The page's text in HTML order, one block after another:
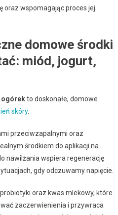
oraz wspomagając proces jej
domowe środki
miód, jogurt,
ogórekto doskonałe, domowe
skóry.
przeciwzapalnymi oraz
środkiem do aplikacji na
nawilżania wspiera regenerację
gdy odczuwamy napięcie.
oraz kwas mlekowy, które
zaczerwienienia i przywraca